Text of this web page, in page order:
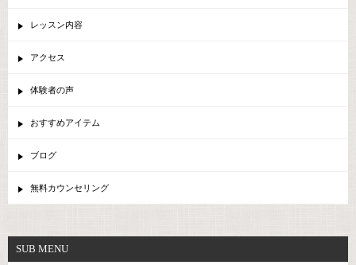
レッスン内容
アクセス
体験者の声
おすすめアイテム
ブログ
無料カウンセリング
SUB MENU